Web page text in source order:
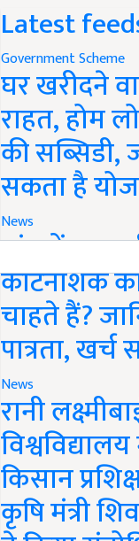
Latest
Government Scheme
घर खरीदने
राहत, होम
की सब्सिडी,
सकता है
News
गांव में खाद,
कीटनाशक
चाहते हैं?
पात्रता,
News
रानी
किसान
कृषि मंत्री